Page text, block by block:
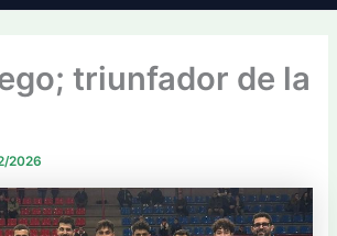
triunfador de la
2026